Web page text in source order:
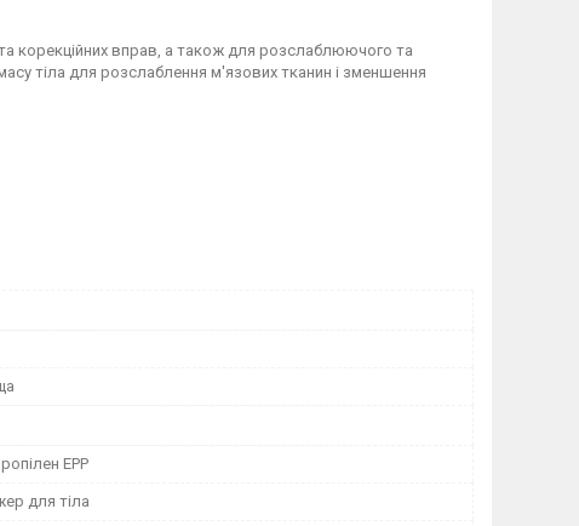
корекційних вправ, а також для розслаблюючого та
тіла для розслаблення м'язових тканин і зменшення
EPP
для тіла